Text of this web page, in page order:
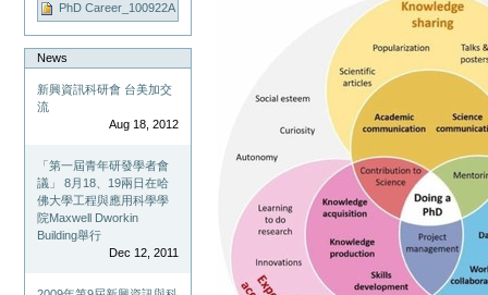
PhD Career_100922A
News
新興資訊科研會 台美加交
流
Aug 18, 2012
「第一屆青年研發學者會
議」 8月18、19兩日在哈
佛大學工程與應用科學學
院Maxwell Dworkin
Building舉行
Dec 12, 2011